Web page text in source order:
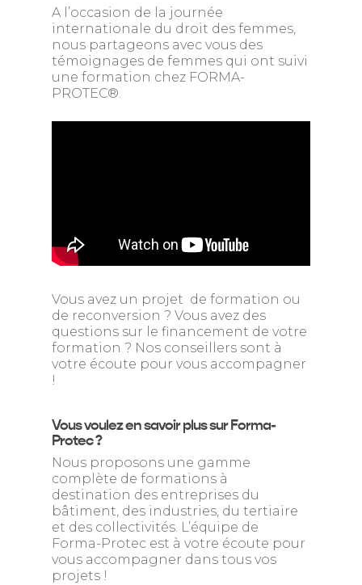
A l’occasion de la journée
internationale du droit des femmes,
nous partageons avec vous des
témoignages de femmes qui ont suivi
une formation chez FORMA-
PROTEC®.
Vous avez un projet de formation ou
de reconversion ? Vous avez des
questions sur le financement de votre
formation ? Nos conseillers sont à
votre écoute pour vous accompagner
!
Vous voulez en savoir plus sur Forma-
Protec ?
Nous proposons une gamme
complète de formations à
destination des entreprises du
bâtiment, des industries, du tertiaire
et des collectivités. L’équipe de
Forma-Protec est à votre écoute pour
vous accompagner dans tous vos
projets !